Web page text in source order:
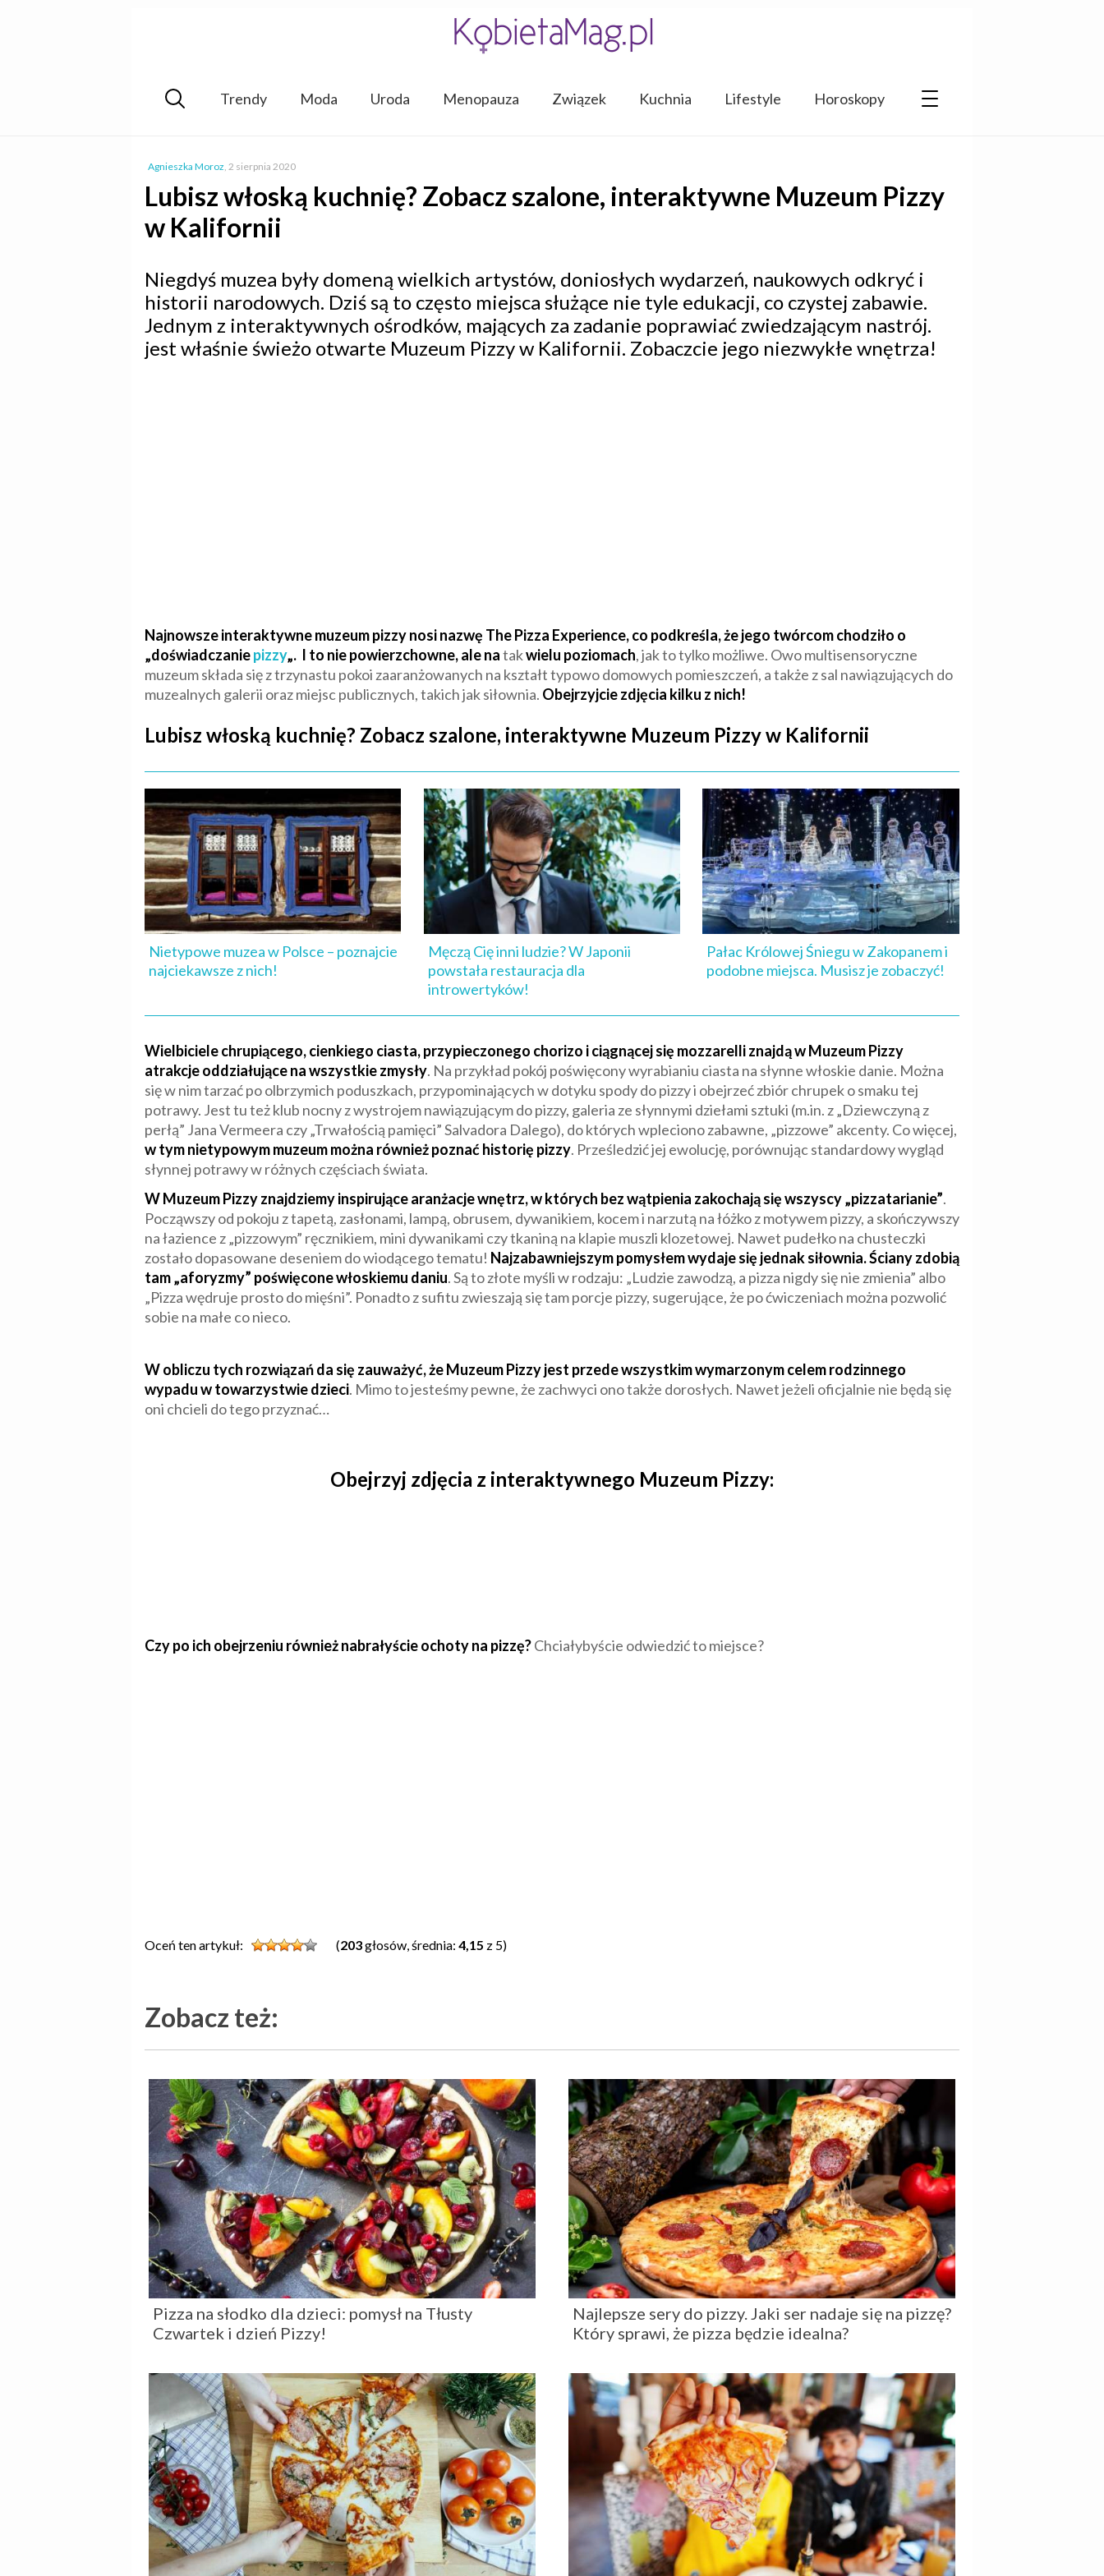
Trendy Moda Uroda Menopauza Związek Kuchnia Lifestyle Horoskopy
Agnieszka Moroz, 2 sierpnia 2020
Lubisz włoską kuchnię? Zobacz szalone, interaktywne Muzeum Pizzy
w Kalifornii
Niegdyś muzea były domeną wielkich artystów, doniosłych wydarzeń, naukowych odkryć i
historii narodowych. Dziś są to często miejsca służące nie tyle edukacji, co czystej zabawie.
Jednym z interaktywnych ośrodków, mających za zadanie poprawiać zwiedzającym nastrój.
jest właśnie świeżo otwarte Muzeum Pizzy w Kalifornii. Zobaczcie jego niezwykłe wnętrza!
Najnowsze interaktywne muzeum pizzy nosi nazwę The Pizza Experience, co podkreśla, że jego twórcom chodziło o
„doświadczaniepizzy„. I to nie powierzchowne, ale natakwielu poziomach, jak to tylko możliwe. Owo multisensoryczne
muzeum składa się z trzynastu pokoi zaaranżowanych na kształt typowo domowych pomieszczeń, a także z sal nawiązujących do
muzealnych galerii oraz miejsc publicznych, takich jak siłownia. Obejrzyjcie zdjęcia kilku z nich!
Lubisz włoską kuchnię? Zobacz szalone, interaktywne Muzeum Pizzy w Kalifornii
Nietypowe muzea w Polsce – poznajcie
najciekawsze z nich!
Męczą Cię inni ludzie? W Japonii
powstała restauracja dla
introwertyków!
Pałac Królowej Śniegu w Zakopanem i
podobne miejsca. Musisz je zobaczyć!
Wielbiciele chrupiącego, cienkiego ciasta, przypieczonego chorizo i ciągnącej się mozzarelli znajdą w Muzeum Pizzy
atrakcje oddziałujące na wszystkie zmysły. Na przykład pokój poświęcony wyrabianiu ciasta na słynne włoskie danie. Można
się w nim tarzać po olbrzymich poduszkach, przypominających w dotyku spody do pizzy i obejrzeć zbiór chrupek o smaku tej
potrawy. Jest tu też klub nocny z wystrojem nawiązującym do pizzy, galeria ze słynnymi dziełami sztuki (m.in. z „Dziewczyną z
perłą” Jana Vermeera czy „Trwałością pamięci” Salvadora Dalego), do których wpleciono zabawne, „pizzowe” akcenty. Co więcej,
w tym nietypowym muzeum można również poznać historię pizzy. Prześledzić jej ewolucję, porównując standardowy wygląd
słynnej potrawy w różnych częściach świata.
W Muzeum Pizzy znajdziemy inspirujące aranżacje wnętrz, w których bez wątpienia zakochają się wszyscy „pizzatarianie”.
Począwszy od pokoju z tapetą, zasłonami, lampą, obrusem, dywanikiem, kocem i narzutą na łóżko z motywem pizzy, a skończywszy
na łazience z „pizzowym” ręcznikiem, mini dywanikami czy tkaniną na klapie muszli klozetowej. Nawet pudełko na chusteczki
zostało dopasowane deseniem do wiodącego tematu! Najzabawniejszym pomysłem wydaje się jednak siłownia. Ściany zdobią
tam „aforyzmy” poświęcone włoskiemu daniu. Są to złote myśli w rodzaju: „Ludzie zawodzą, a pizza nigdy się nie zmienia” albo
„Pizza wędruje prosto do mięśni”. Ponadto z sufitu zwieszają się tam porcje pizzy, sugerujące, że po ćwiczeniach można pozwolić
sobie na małe co nieco.
W obliczu tych rozwiązań da się zauważyć, że Muzeum Pizzy jest przede wszystkim wymarzonym celem rodzinnego
wypadu w towarzystwie dzieci. Mimo to jesteśmy pewne, że zachwyci ono także dorosłych. Nawet jeżeli oficjalnie nie będą się
oni chcieli do tego przyznać…
Obejrzyj zdjęcia z interaktywnego Muzeum Pizzy:
Czy po ich obejrzeniu również nabrałyście ochoty na pizzę?Chciałybyście odwiedzić to miejsce?
Oceń ten artykuł: (203głosów, średnia: 4,15 z 5)
Zobacz też:
Pizza na słodko dla dzieci: pomysł na Tłusty
Czwartek i dzień Pizzy!
Najlepsze sery do pizzy. Jaki ser nadaje się na pizzę?
Który sprawi, że pizza będzie idealna?